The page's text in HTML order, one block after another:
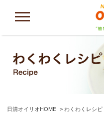
日清オイリオHOME わくわくレシピ